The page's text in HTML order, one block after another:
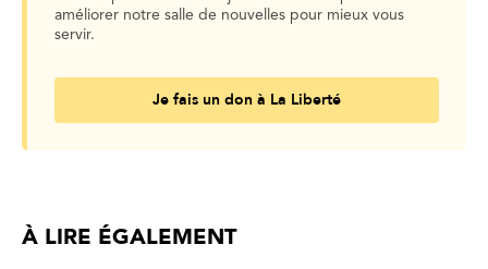
améliorer notre salle de nouvelles pour mieux vous
servir.
Je fais un don à La Liberté
À LIRE ÉGALEMENT